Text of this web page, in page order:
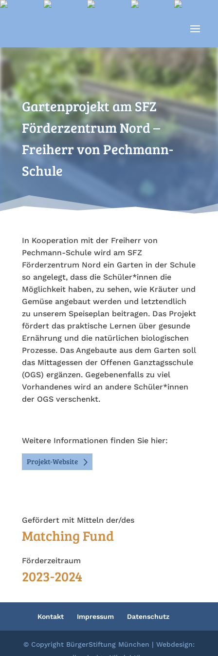
Gartenprojekt am SFZ
Förderzentrum Nord –
Freiherr von Pechmann-
Schule
In Kooperation mit der Freiherr von
Pechmann-Schule wird am SFZ
Förderzentrum Nord ein Garten in der Schule
so angelegt, dass die Schüler*innen die
Möglichkeit haben, zu sehen, wie Kräuter und
Gemüse angebaut werden und letztendlich
zu unserem Speiseplan beitragen. Das Projekt
fördert das praktische Lernen über gesunde
Ernährung und die natürlichen biologischen
Prozesse. Das Angebaute aus dem Garten soll
das Mittagessen der Offenen Ganztagsschule
(OGS) ergänzen. Gegebenenfalls zu viel
Vorhandenes wird an andere Schüler*innen
der OGS verschenkt.
Weitere Informationen finden Sie hier:
Projekt-Website
Gefördert mit Mitteln der/des
Matching Fund
Förderzeitraum
2023-2024
Kontakt Impressum Datenschutz
© Copyright BürgerStiftung München | Webdesign: